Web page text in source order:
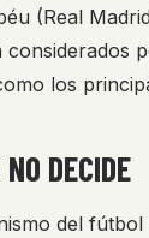
(Real
considerados
los
DECIDE
del